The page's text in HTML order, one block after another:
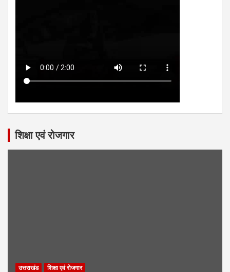
शिक्षा एवं रोजगार
उत्तराखंड शिक्षा एवं रोजगार